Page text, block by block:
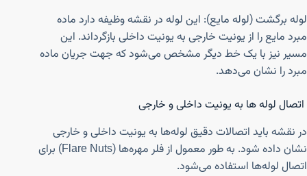
لوله برگشت (لوله مایع): این لوله در نقشه وظیفه دارد ماده
مبرد مایع را از یونیت خارجی به یونیت داخلی بازگرداند. این
مسیر نیز با یک خط دیگر مشخص می‌شود که جهت جریان ماده
مبرد را نشان می‌دهد.
اتصال لوله‌ ها به یونیت داخلی و خارجی
در نقشه باید اتصالات دقیق لوله‌ها به یونیت داخلی و خارجی
نشان داده شود. به طور معمول از فلر مهره‌ها (Flare Nuts) برای
اتصال لوله‌ها استفاده می‌شود.